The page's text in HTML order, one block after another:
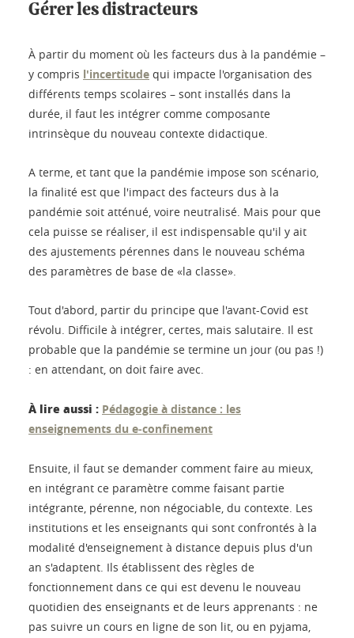
Gérer les distracteurs
À partir du moment où les facteurs dus à la pandémie –
y compris l'incertitude qui impacte l'organisation des
différents temps scolaires – sont installés dans la
durée, il faut les intégrer comme composante
intrinsèque du nouveau contexte didactique.
A terme, et tant que la pandémie impose son scénario,
la finalité est que l'impact des facteurs dus à la
pandémie soit atténué, voire neutralisé. Mais pour que
cela puisse se réaliser, il est indispensable qu'il y ait
des ajustements pérennes dans le nouveau schéma
des paramètres de base de «la classe».
Tout d'abord, partir du principe que l'avant-Covid est
révolu. Difficile à intégrer, certes, mais salutaire. Il est
probable que la pandémie se termine un jour (ou pas !)
: en attendant, on doit faire avec.
À lire aussi : Pédagogie à distance : les
enseignements du e‑confinement
Ensuite, il faut se demander comment faire au mieux,
en intégrant ce paramètre comme faisant partie
intégrante, pérenne, non négociable, du contexte. Les
institutions et les enseignants qui sont confrontés à la
modalité d'enseignement à distance depuis plus d'un
an s'adaptent. Ils établissent des règles de
fonctionnement dans ce qui est devenu le nouveau
quotidien des enseignants et de leurs apprenants : ne
pas suivre un cours en ligne de son lit, ou en pyjama,